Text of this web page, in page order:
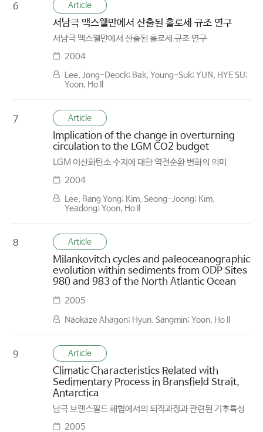
6 Article
서남극 맥스웰만에서 산출된 홀로세 규조 연구
서남극 맥스웰만에서 산출된 홀로세 규조 연구
2004
Lee, Jong-Deock; Bak, Young-Suk; YUN, HYE SU;
Yoon, Ho Il
7 Article
Implication of the change in overturning
circulation to the LGM CO2 budget
LGM 이산화탄소 수지에 대한 역전순환 변화의 의미
2004
Lee, Bang Yong; Kim, Seong-Joong; Kim,
Yeadong; Yoon, Ho Il
8 Article
Milankovitch cycles and paleoceanographic
evolution within sediments from ODP Sites
980 and 983 of the North Atlantic Ocean
2005
Naokaze Ahagon; Hyun, Sangmin; Yoon, Ho Il
9 Article
Climatic Characteristics Related with
Sedimentary Process in Bransfield Strait,
Antarctica
남극 브랜스필드 해협에서의 퇴적과정과 관련된 기후특성
2005